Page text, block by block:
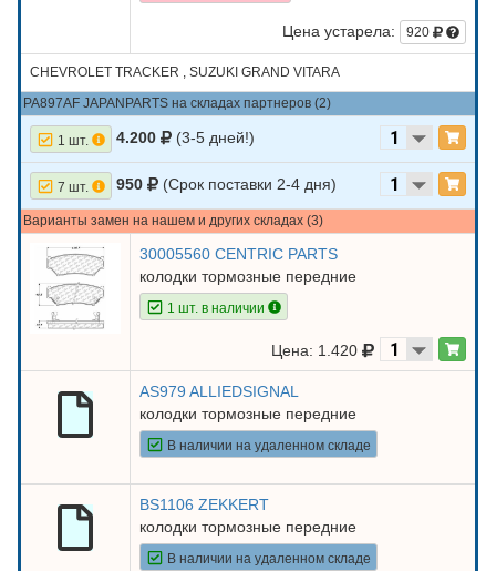
Цена устарела: 920
CHEVROLET TRACKER , SUZUKI GRAND VITARA
PA897AF JAPANPARTS на складах партнеров (2)
1 шт. 4.200 (3-5 дней!)
7 шт. 950 (Срок поставки 2-4 дня)
Варианты замен на нашем и других складах (3)
30005560 CENTRIC PARTS
колодки тормозные передние
1 шт. в наличии
Цена: 1.420
AS979 ALLIEDSIGNAL
колодки тормозные передние
В наличии на удаленном складе
BS1106 ZEKKERT
колодки тормозные передние
В наличии на удаленном складе